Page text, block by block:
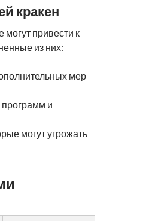
кракен
привести к
из них:
мер
и
могут угрожать